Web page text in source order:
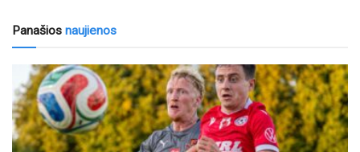
Panašios naujienos